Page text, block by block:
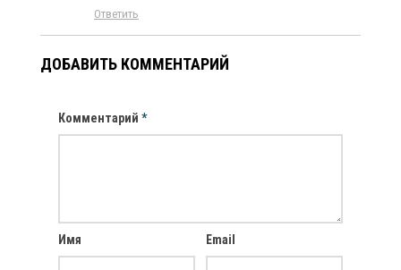
Ответить
ДОБАВИТЬ КОММЕНТАРИЙ
Комментарий *
Имя Email